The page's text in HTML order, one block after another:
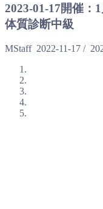
2023-01-17開催：
体質診断中級
MStaff 2022-11-17 /